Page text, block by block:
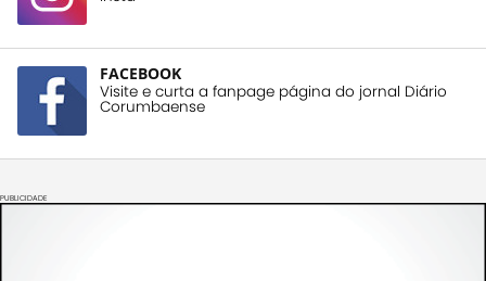
FACEBOOK
Visite e curta a fanpage página do jornal Diário
Corumbaense
PUBLICIDADE